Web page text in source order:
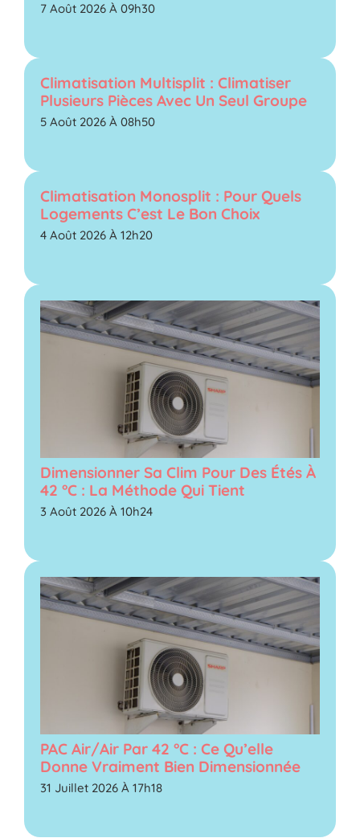
7 Août 2026 À 09h30
Climatisation Multisplit : Climatiser
Plusieurs Pièces Avec Un Seul Groupe
5 Août 2026 À 08h50
Climatisation Monosplit : Pour Quels
Logements C’est Le Bon Choix
4 Août 2026 À 12h20
Dimensionner Sa Clim Pour Des Étés À
42 °C : La Méthode Qui Tient
3 Août 2026 À 10h24
PAC Air/air Par 42 °C : Ce Qu’elle
Donne Vraiment Bien Dimensionnée
31 Juillet 2026 À 17h18